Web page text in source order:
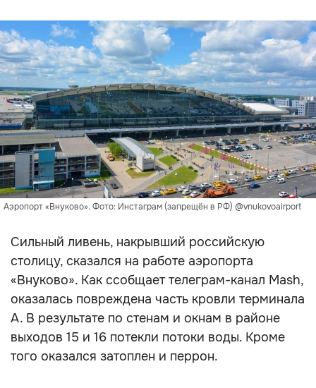
Аэропорт «Внуково». Фото: Инстаграм (запрещён в РФ) @vnukovoairport
Сильный ливень, накрывший российскую
столицу, сказался на работе аэропорта
«Внуково». Как ссобщает телеграм-канал Mash,
оказалась повреждена часть кровли терминала
А. В результате по стенам и окнам в районе
выходов 15 и 16 потекли потоки воды. Кроме
того оказался затоплен и перрон.